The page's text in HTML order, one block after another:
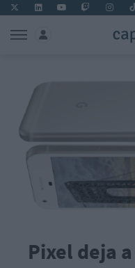
Pixel deja